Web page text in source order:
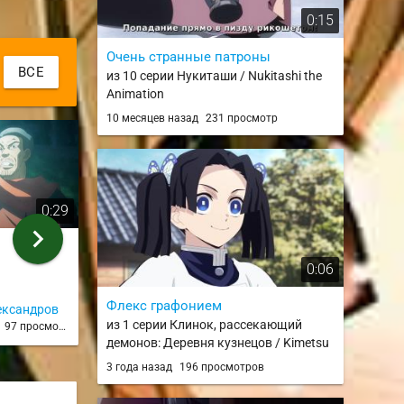
ВСЕ
0:29
97 просмотров
0:05
Вы верите в б.....*ХЛОП*
из 11 серии
MSR.SHEOT
3 года назад 91 просмотр
С
из 11 серии
chevron_right
0:15
Очень странные патроны
из 10 серии Нукиташи / Nukitashi the
Animation
10 месяцев назад 231 просмотр
0:06
Флекс графонием
из 1 серии Клинок, рассекающий
демонов: Деревня кузнецов / Kimetsu
no Yaiba: Katanakaji no Sato-hen
3 года назад 196 просмотров